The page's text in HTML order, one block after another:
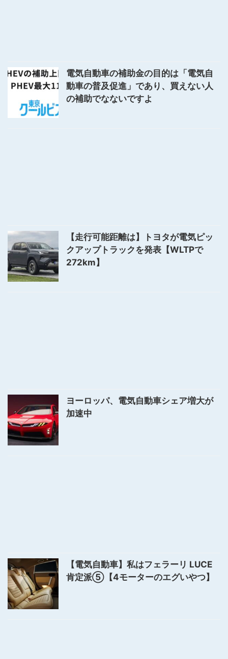
電気自動車の補助金の目的は「電気自
動車の普及促進」であり、買えない人
の補助でなないですよ
【走行可能距離は】トヨタが電気ピッ
クアップトラックを発表【WLTPで
272km】
ヨーロッパ、電気自動車シェア増大が
加速中
【電気自動車】私はフェラーリ LUCE
肯定派⑤【4モーターのエグいやつ】